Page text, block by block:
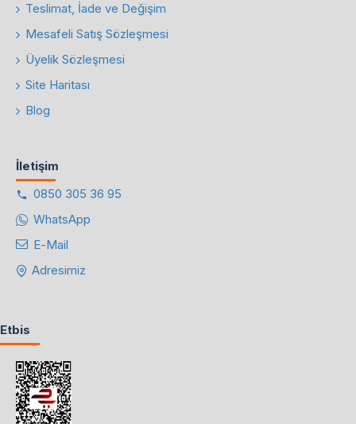
Teslimat, İade ve Değişim
Mesafeli Satış Sözleşmesi
Üyelik Sözleşmesi
Site Haritası
Blog
İletişim
0850 305 36 95
WhatsApp
E-Mail
Adresimiz
Etbis